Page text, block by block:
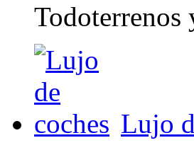
Todoterrenos
Lujo